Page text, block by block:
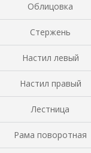
Облицовка
Стержень
Настил левый
Настил правый
Лестница
Рама поворотная